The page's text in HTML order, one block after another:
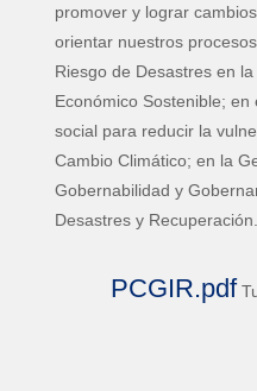
promover y lograr
orientar nuestros
Riesgo de Desastres en
Económico Sostenible;
social para reducir la
Cambio Climático; en la
Gobernabilidad y
Desastres y Recuperación.
PCGIR.pdf